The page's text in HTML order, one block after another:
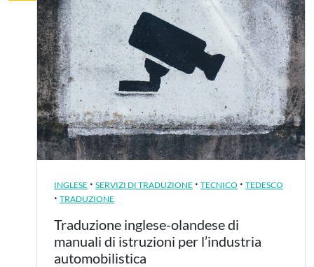
INGLESE · SERVIZI DI TRADUZIONE · TECNICO · TEDESCO
· TRADUZIONE
Traduzione inglese-olandese di
manuali di istruzioni per l’industria
automobilistica